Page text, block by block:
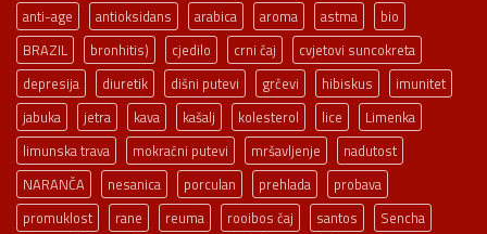
anti-age antioksidans arabica aroma astma
bio
BRAZIL
bronhitis) cjedilo crni čaj
cvjetovi suncokreta
depresija
diuretik dišni putevi grčevi hibiskus
imunitet
jabuka
jetra kava kašalj kolesterol lice
Limenka
limunska trava
mokraćni putevi mršavljenje
nadutost
NARANČA
nesanica porculan prehlada
probava
promuklost
rane reuma rooibos čaj santos
Sencha